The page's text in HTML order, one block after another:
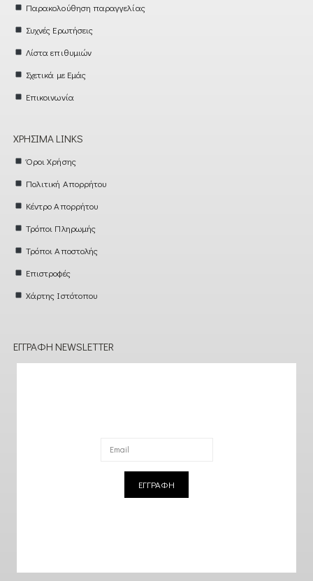
Παρακολούθηση παραγγελίας
Συχνές Ερωτήσεις
Λίστα επιθυμιών
Σχετικά με Εμάς
Επικοινωνία
ΧΡΉΣΙΜΑ LINKS
Όροι Χρήσης
Πολιτική Απορρήτου
Κέντρο Απορρήτου
Τρόποι Πληρωμής
Τρόποι Αποστολής
Επιστροφές
Χάρτης Ιστότοπου
ΕΓΓΡΑΦΉ NEWSLETTER
ΕΓΓΡΑΦΗ